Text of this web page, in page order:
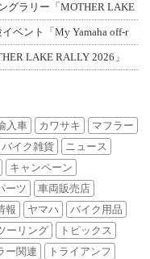
グラリー「MOTHER LAKE
ベント「My Yamaha off-r
LAKE RALLY 2026」
入車 カワサキ
マフラー
バイク雑貨
ニュース
キャンペーン
ーツ
車両販売店
報 ヤマハ
バイク用品
ーリング
トピックス
ー関連
トライアンフ